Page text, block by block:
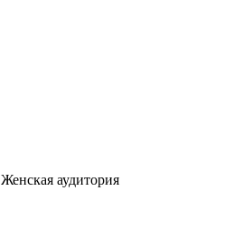
Женская аудитория